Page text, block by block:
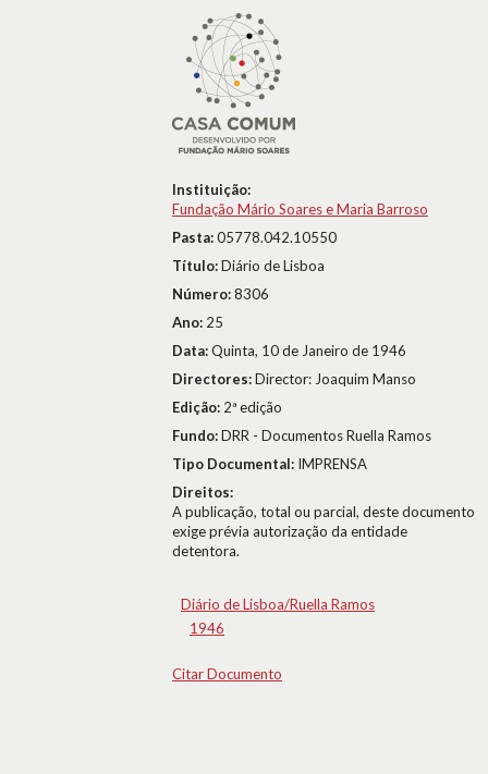
Instituição:
Fundação Mário Soares e Maria Barroso
Pasta:05778.042.10550
Título:Diário de Lisboa
Número:8306
Ano: 25
Data:Quinta, 10 de Janeiro de 1946
Directores:Director: Joaquim Manso
Edição: 2ª edição
Fundo:DRR - Documentos Ruella Ramos
Tipo Documental: IMPRENSA
Direitos:
A publicação, total ou parcial, deste documento
exige prévia autorização da entidade
detentora.
Diário de Lisboa/Ruella Ramos
1946
Citar Documento